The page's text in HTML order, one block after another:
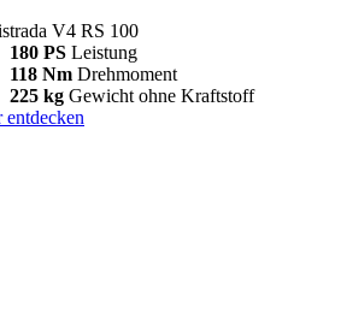
V4 RS 100
180 PS Leistung
118 Nm Drehmoment
225 kg Gewicht ohne Kraftstoff
entdecken